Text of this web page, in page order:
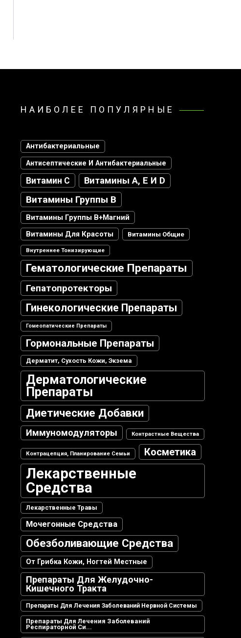
НАИБОЛЕЕ ПОПУЛЯРНЫЕ
Антибактериальные
Антисептические И Антибактериальные
Витамин С Витамины А, Е И D
Витамины Группы В
Витамины Группы В+магний
Витамины Для Красоты
Витамины Общие
Внутреннее Тонизирующие
Гематологические Препараты
Гепатопротекторы
Гинекологические Препараты
Гомеопатические Препараты
Гормональные Препараты
Дерматит, Сухость Кожи, Экзема
Дерматологические
Препараты
Диетические Добавки
Иммуномодуляторы Контрастные Вещества
Контрацепция, Планирование Семьи Косметика
Лекарственные
Средства
Лекарственные Травы
Мочегонные Средства
Обезболивающие Средства
От Грибка Кожи, Ногтей Местные
Препараты Для Желудочно-
Кишечного Тракта
Препараты Для Лечения Заболеваний Нервной Системы
Препараты Для Лечения Заболеваний
Респираторной Си...